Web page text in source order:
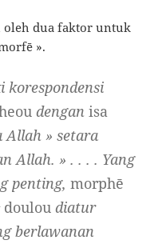
oleh dua faktor untuk
».
korespondensi
dengan isa
Allah » setara
Allah. » . . . . Yang
penting, morphē
doulou diatur
berlawanan